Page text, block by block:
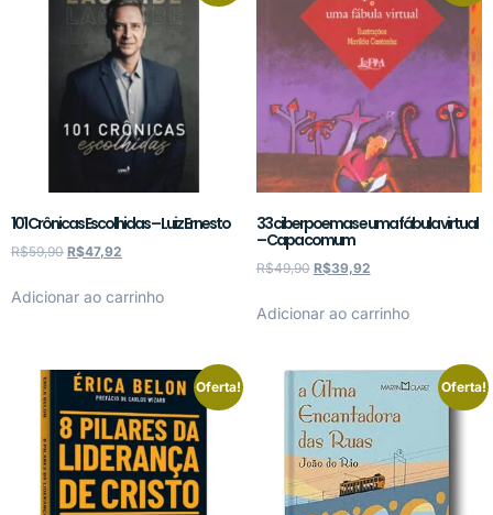
101 Crônicas Escolhidas – Luiz Ernesto
R$59,90 R$47,92
Adicionar ao carrinho
33 ciberpoemas e uma fábula virtual
– Capa comum
R$49,90 R$39,92
Adicionar ao carrinho
Oferta! Oferta!